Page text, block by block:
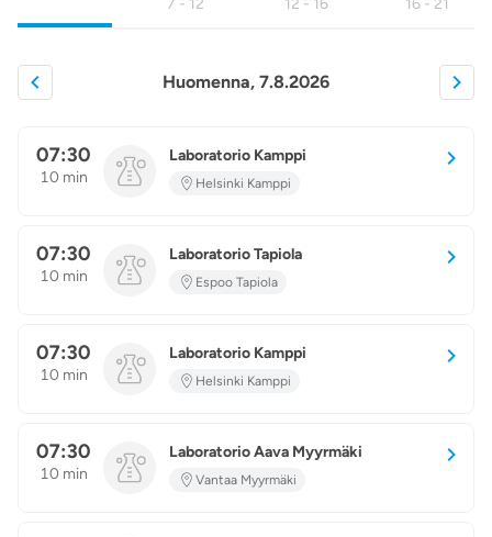
7 - 12
12 - 16
16 - 21
Huomenna, 7.8.2026
07:30
10 min
Laboratorio Kamppi
Helsinki Kamppi
07:30
10 min
Laboratorio Tapiola
Espoo Tapiola
07:30
10 min
Laboratorio Kamppi
Helsinki Kamppi
07:30
10 min
Laboratorio Aava Myyrmäki
Vantaa Myyrmäki